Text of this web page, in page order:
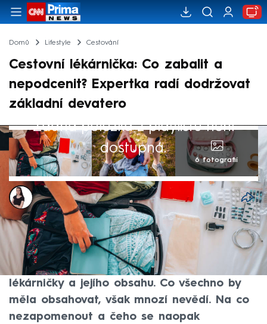
Domů Lifestyle Cestování
Cestovní lékárnička: Co zabalit a
nepodcenit? Expertka radí dodržovat
základní devatero
Žádná položka z playlistu není
dostupná.
6 fotografií
Monika Kabourková
23. kvě 2025, 06:27
Při balení na dovolenou, ať už na horách, u
moře nebo na českém venkově, by lidé
neměli podceňovat důležitost cestovní
lékárničky a jejího obsahu. Co všechno by
měla obsahovat, však mnozí nevědí. Na co
nezapomenout a čeho se naopak